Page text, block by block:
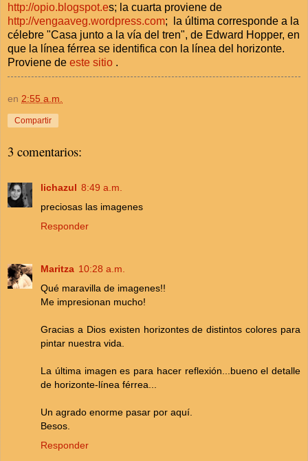
http://opio.blogspot.es; la cuarta proviene de
http://vengaaveg.wordpress.com; la última corresponde a la
célebre "Casa junto a la vía del tren", de Edward Hopper, en
que la línea férrea se identifica con la línea del horizonte.
Proviene de este sitio .
en 2:55 a.m.
Compartir
3 comentarios:
lichazul 8:49 a.m.
preciosas las imagenes
Responder
Maritza 10:28 a.m.
Qué maravilla de imagenes!!
Me impresionan mucho!
Gracias a Dios existen horizontes de distintos colores para
pintar nuestra vida.
La última imagen es para hacer reflexión...bueno el detalle
de horizonte-línea férrea...
Un agrado enorme pasar por aquí.
Besos.
Responder